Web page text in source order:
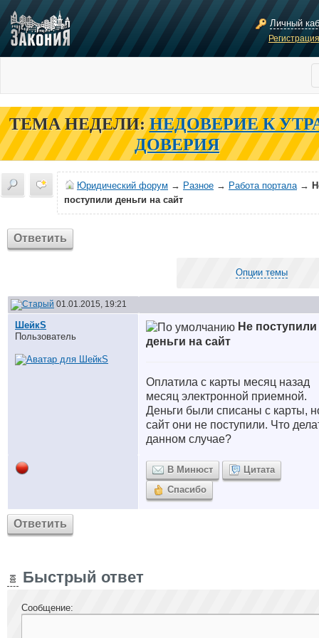
Личный
ТЕМА НЕДЕЛИ: НЕДОВЕРИЕ К
ДОВЕРИЯ
Юридический форум → Разное → Работа портала→
поступили деньги на сайт
Ответить
Опции темы
01.01.2015, 19:21
ШейкS
Пользователь
Не поступили
деньги на сайт
Оплатила с карты месяц назад
месяц электронной приемной.
Деньги были списаны с карты,
сайт они не поступили. Что
данном случае?
В Минюст
Цитата
Спасибо
Ответить
Быстрый ответ
Сообщение: